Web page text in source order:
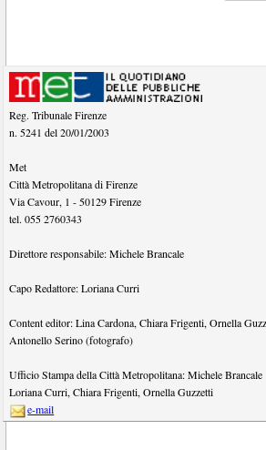
Reg. Tribunale Firenze
n. 5241 del 20/01/2003
Met
Città Metropolitana di Firenze
Via Cavour, 1 -50129 Firenze
tel.055 2760343
Direttore responsabile:Michele Brancale
Capo Redattore:Loriana Curri
Content editor:Lina Cardona,Chiara Frigenti,Ornella
Antonello Serino (fotografo)
Ufficio Stampa della Città Metropolitana:Michele Brancale
Loriana Curri,Chiara Frigenti,Ornella Guzzetti
e-mail